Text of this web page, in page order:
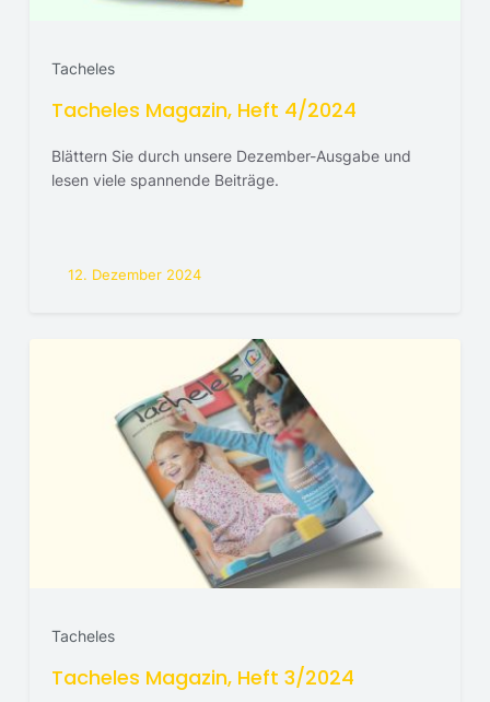
Tacheles
Tacheles Magazin, Heft 4/2024
Blättern Sie durch unsere Dezember-Ausgabe und
lesen viele spannende Beiträge.
12. Dezember 2024
Tacheles
Tacheles Magazin, Heft 3/2024